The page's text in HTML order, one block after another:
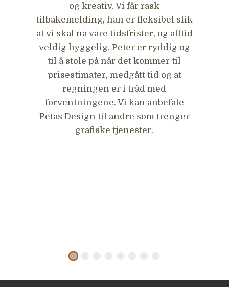
og kreativ. Vi får rask
tilbakemelding, han er fleksibel slik
at vi skal nå våre tidsfrister, og alltid
veldig hyggelig. Peter er ryddig og
til å stole på når det kommer til
prisestimater, medgått tid og at
regningen er i tråd med
forventningene. Vi kan anbefale
Petas Design til andre som trenger
grafiske tjenester.